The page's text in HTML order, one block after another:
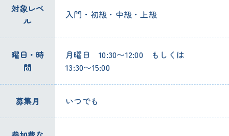
対象レベ
ル
入門・初級・中級・上級
曜日・時
間
月曜日 10:30〜12:00 もしくは
13:30〜15:00
募集月 いつでも